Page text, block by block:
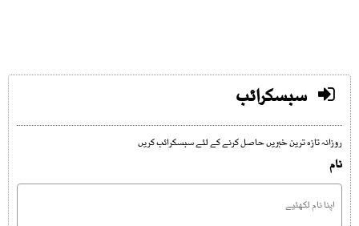
سبسکرائب
روزانہ تازہ ترین خبریں حاصل کرنے کے لئے سبسکرائب کریں
نام